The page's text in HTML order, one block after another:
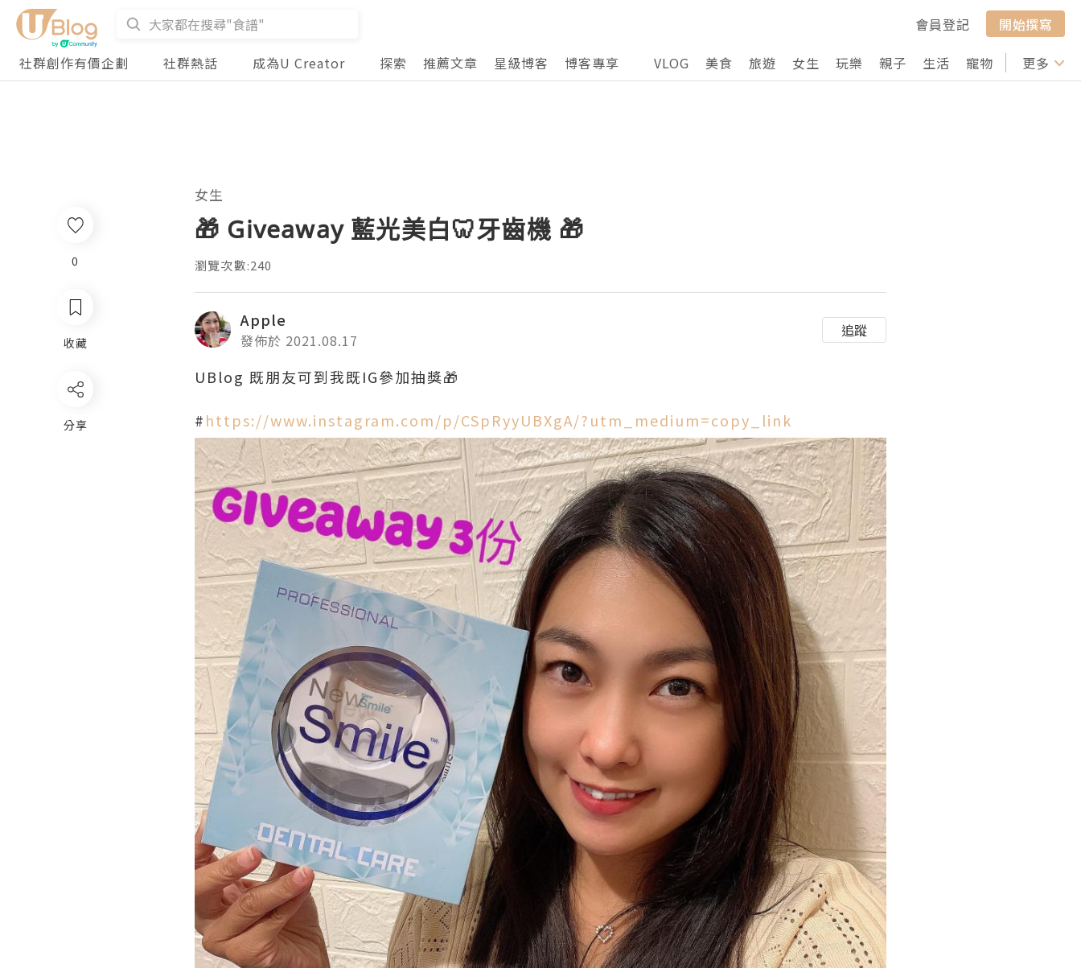
會員登記
開始撰寫
社群創作有價企劃
社群熱話 成為U Creator 探索 推薦文章 星級博客 博客專享 VLOG 美食 旅遊 女生 玩樂 親子 生活 寵物 行山 打卡
更多
0
收藏
分享
女生
🎁 Giveaway 藍光美白🦷牙齒機 🎁
瀏覽次數:240
Apple
發佈於 2021.08.17
追蹤
UBlog 既朋友可到我既IG參加抽獎🎁
#https://www.instagram.com/p/CSpRyyUBXgA/?utm_medium=copy_link